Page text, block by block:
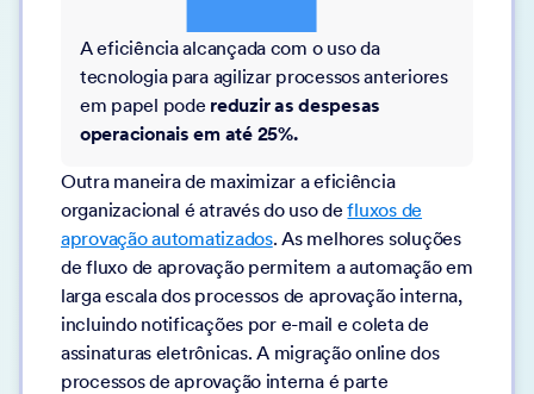
A eficiência alcançada com o uso da
tecnologia para agilizar processos anteriores
em papel pode reduzir as despesas
operacionais em até 25%.
Outra maneira de maximizar a eficiência
organizacional é através do uso defluxos de
aprovação automatizados. As melhores soluções
de fluxo de aprovação permitem a automação em
larga escala dos processos de aprovação interna,
incluindo notificações por e-mail e coleta de
assinaturas eletrônicas. A migração online dos
processos de aprovação interna é parte